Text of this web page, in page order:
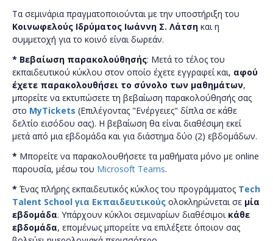
Τα σεμινάρια πραγματοποιούνται με την υποστήριξη του
Κοινωφελούς Ιδρύματος Ιωάννη Σ. Λάτση και η
συμμετοχή για το κοινό είναι δωρεάν.
* Bεβαίωση παρακολούθησής: Μετά το τέλος του
εκπαιδευτικού κύκλου στον οποίο έχετε εγγραφεί και, αφού
έχετε παρακολουθήσει το σύνολο των μαθημάτων,
μπορείτε να εκτυπώσετε τη βεβαίωση παρακολούθησής σας
στο MyTickets (Επιλέγοντας "Ενέργειες" δίπλα σε κάθε
δελτίο εισόδου σας). Η βεβαίωση θα είναι διαθέσιμη εκεί
μετά από μια εβδομάδα και για διάστημα δύο (2) εβδομάδων.
* Μπορείτε να παρακολουθήσετε τα μαθήματα μόνο με online
παρουσία, μέσω του Microsoft Teams.
* Ένας πλήρης εκπαιδευτικός κύκλος του προγράμματος Tech
Talent School για Εκπαιδευτικούς ολοκληρώνεται σε μία
εβδομάδα. Υπάρχουν κύκλοι σεμιναρίων διαθέσιμοι κάθε
εβδομάδα, επομένως μπορείτε να επιλέξετε όποιον σας